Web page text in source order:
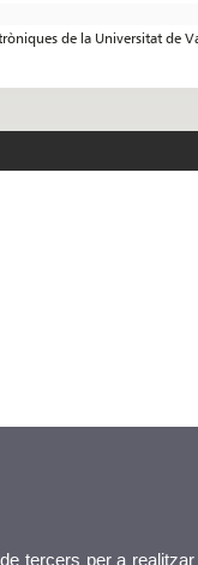
de la Universitat de
tercers per a realitzar